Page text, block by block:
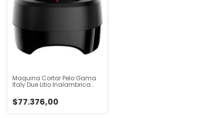
Maquina Cortar Pelo Gama
Italy Due Litio Inalambrica
$77.376,00